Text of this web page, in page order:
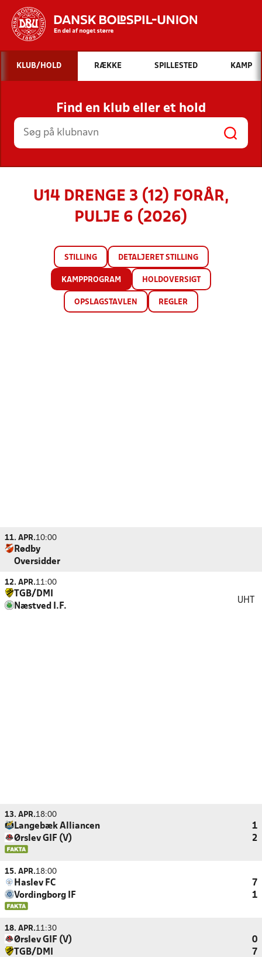
Hvad vil du søge efter?
INDHOLD OG NYHEDER
STILLINGER, RESULTATER, KLUBBER OG
HOLD
KLUB/HOLD RÆKKE SPILLESTED KAMP
Find en klub eller et hold
U14 DRENGE 3 (12) FORÅR,
PULJE 6 (2026)
STILLING DETALJERET STILLING
KAMPPROGRAM HOLDOVERSIGT
OPSLAGSTAVLEN REGLER
11. APR.10:00
Rødby
Oversidder
12. APR.11:00
TGB/DMI
Næstved I.F.
UHT
13. APR.18:00
Langebæk Alliancen
1
Ørslev GIF (V)
2
15. APR.18:00
Haslev FC
7
Vordingborg IF
1
18. APR.11:30
Ørslev GIF (V)
0
TGB/DMI
7